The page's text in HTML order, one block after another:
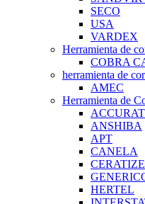
SECO
USA
VARDEX
Herramienta de
COBRA
herramienta de
AMEC
Herramienta de
ANSHIBA
APT
CANELA
CERATIZE
HERTEL